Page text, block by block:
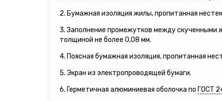
2. Бумажная изоляция жилы, пропитанная
3. Заполнение промежутков между скученными
толщиной не более 0,08 мм.
4. Поясная бумажная изоляция, пропитанная
5. Экран из электропроводящей бумаги.
6. Герметичная алюминиевая оболочка по ГОСТ